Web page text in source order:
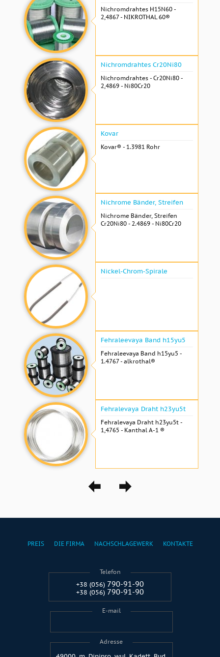
Nichromdrahtes H15N60 -
2,4867 - NIKROTHAL 60®
Nichromdrahtes Cr20Ni80
Nichromdrahtes - Cr20Ni80 -
2,4869 - Ni80Cr20
Kovar
Kovar® - 1.3981 Rohr
Nichrome Bänder, Streifen
Nichrome Bänder, Streifen
Cr20Ni80 - 2.4869 - Ni80Cr20
Nickel-Chrom-Spirale
Fehraleevaya Band h15yu5
Fehraleevaya Band h15yu5 -
1.4767 - alkrothal®
Fehralevaya Draht h23yu5t
Fehralevaya Draht h23yu5t -
1,4765 - Kanthal A-1 ®
PREIS DIE FIRMA NACHSCHLAGEWERK KONTAKTE
Telefon
+38 (056) 790-91-90
+38 (056) 790-91-90
E-mail
Adresse